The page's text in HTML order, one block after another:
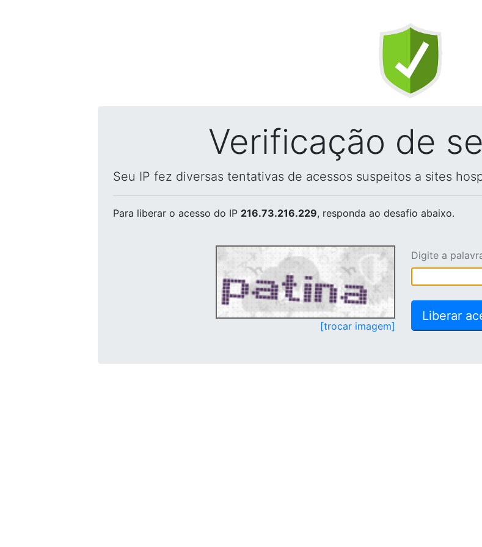
Verificação de
Seu IP fez diversas tentativas de acessos suspeitos a sites
Para liberar o acesso do IP 216.73.216.229, responda ao desafio abaixo.
[trocar imagem]
Digite a